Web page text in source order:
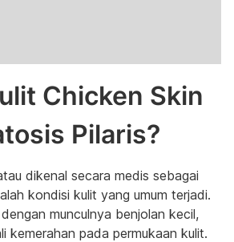
Chicken Skin
Pilaris?
dikenal secara medis sebagai
kondisi kulit yang umum terjadi.
munculnya benjolan kecil,
kemerahan pada permukaan kulit.